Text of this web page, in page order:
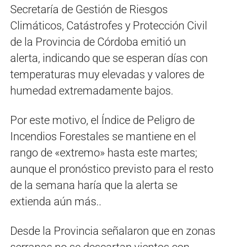
Secretaría de Gestión de Riesgos
Climáticos, Catástrofes y Protección Civil
de la Provincia de Córdoba emitió un
alerta, indicando que se esperan días con
temperaturas muy elevadas y valores de
humedad extremadamente bajos.
Por este motivo, el Índice de Peligro de
Incendios Forestales se mantiene en el
rango de «extremo» hasta este martes;
aunque el pronóstico previsto para el resto
de la semana haría que la alerta se
extienda aún más..
Desde la Provincia señalaron que en zonas